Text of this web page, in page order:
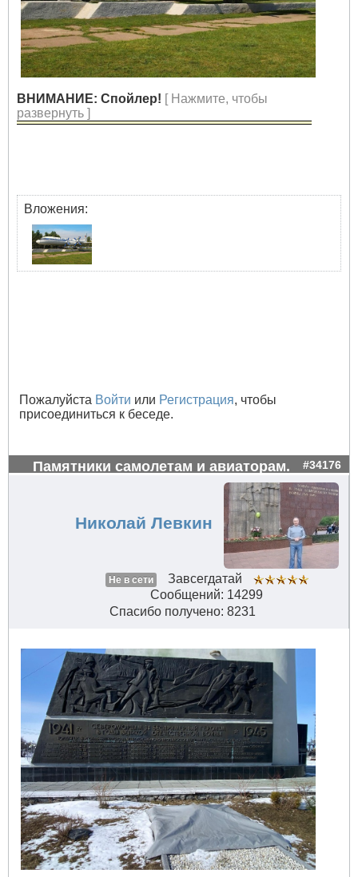
ВНИМАНИЕ: Спойлер! [ Нажмите, чтобы
развернуть ]
Вложения:
Пожалуйста Войти или Регистрация, чтобы
присоединиться к беседе.
Памятники самолетам и авиаторам. #34176
Николай Левкин
Не в сети
Завсегдатай
Сообщений: 14299
Спасибо получено: 8231